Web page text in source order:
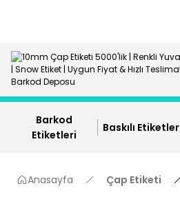
Barkod
Etiketleri
Baskılı Etiketler
Anasayfa Çap Etiketi